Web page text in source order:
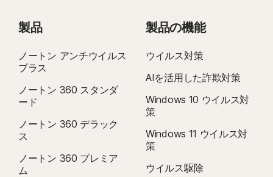
製品
ノートン アンチウイルス
プラス
ノートン 360 スタンダ
ード
ノートン 360 デラック
ス
ノートン 360 プレミア
ム
製品の機能
ウイルス対策
AIを活用した詐欺対策
Windows 10 ウイルス対
策
Windows 11 ウイルス対
策
ウイルス駆除